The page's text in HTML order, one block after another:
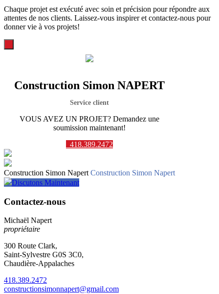
Chaque projet est exécuté avec soin et précision pour répondre aux
attentes de nos clients. Laissez-vous inspirer et contactez-nous pour
donner vie à vos projets!
Construction Simon NAPERT
Service client
VOUS AVEZ UN PROJET? Demandez une
soumission maintenant!
418.389.2472
Construction Simon Napert Construction Simon Napert
Discutons Maintenant
Contactez-nous
Michaël Napert
propriétaire
300 Route Clark,
Saint-Sylvestre G0S 3C0,
Chaudière-Appalaches
418.389.2472
constructionsimonnapert@gmail.com